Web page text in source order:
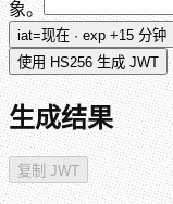
象。
iat=现在 · exp +15 分钟
使用 HS256 生成 JWT
生成结果
复制 JWT